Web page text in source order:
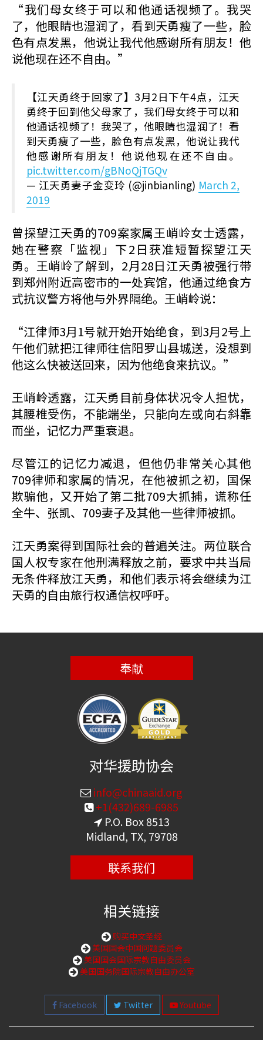
“我们母女终于可以和他通话视频了。我哭
了，他眼睛也湿润了，看到天勇瘦了一些，脸
色有点发黑，他说让我代他感谢所有朋友！他
说他现在还不自由。”
【江天勇终于回家了】3月2日下午4点，江天
勇终于回到他父母家了，我们母女终于可以和
他通话视频了！我哭了，他眼睛也湿润了！看
到天勇瘦了一些，脸色有点发黑，他说让我代
他感谢所有朋友！他说他现在还不自由。
pic.twitter.com/gBNoQjTGQv
— 江天勇妻子金变玲 (@jinbianling) March 2,
2019
曾探望江天勇的709案家属王峭岭女士透露，
她在警察「监视」下2日获准短暂探望江天
勇。王峭岭了解到，2月28日江天勇被强行带
到郑州附近高密市的一处宾馆，他通过绝食方
式抗议警方将他与外界隔绝。王峭岭说：
“江律师3月1号就开始开始绝食，到3月2号上
午他们就把江律师往信阳罗山县城送，没想到
他这么快被送回来，因为他绝食来抗议。”
王峭岭透露，江天勇目前身体状况令人担忧，
其腰椎受伤，不能端坐，只能向左或向右斜靠
而坐，记忆力严重衰退。
尽管江的记忆力减退，但他仍非常关心其他
709律师和家属的情况，在他被抓之初，国保
欺骗他，又开始了第二批709大抓捕，谎称任
全牛、张凯、709妻子及其他一些律师被抓。
江天勇案得到国际社会的普遍关注。两位联合
国人权专家在他刑满释放之前，要求中共当局
无条件释放江天勇，和他们表示将会继续为江
天勇的自由旅行权通信权呼吁。
奉献
对华援助协会
info@chinaaid.org
+1(432)689-6985
P.O. Box 8513
Midland, TX, 79708
联系我们
相关链接
购买中文圣经
美国国会中国问题委员会
美国国会国际宗教自由委员会
美国国务院国际宗教自由办公室
Facebook Twitter Youtube